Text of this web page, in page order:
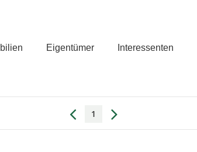
Eigentümer Interessenten
1